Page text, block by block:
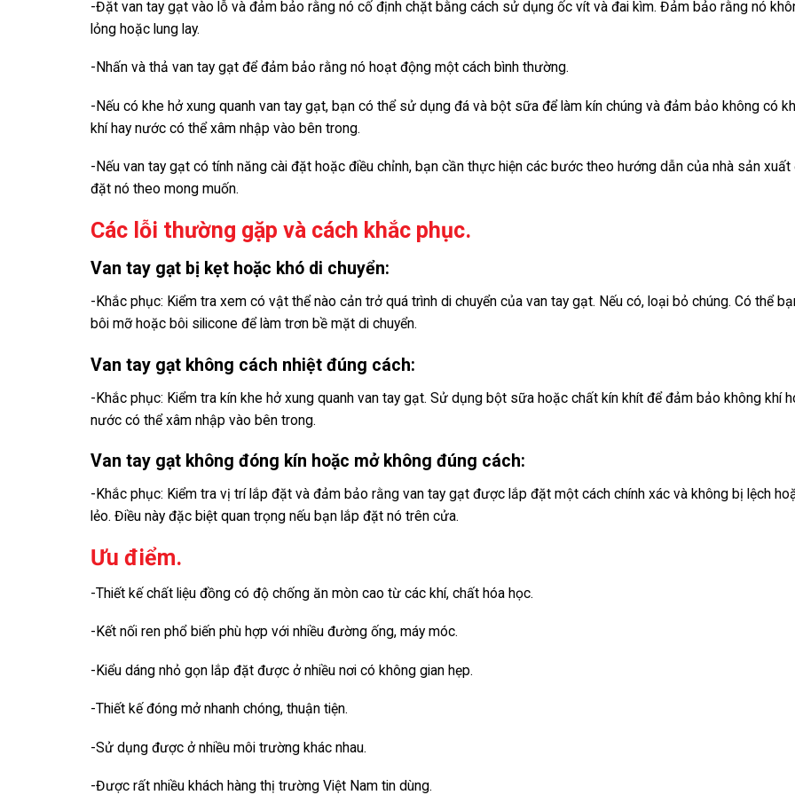
-Đặt van tay gạt vào lỗ và đảm bảo rằng nó cố định chặt bằng cách sử dụng ốc vít và đai kìm. Đảm bảo rằng nó
lỏng hoặc lung lay.
-Nhấn và thả van tay gạt để đảm bảo rằng nó hoạt động một cách bình thường.
-Nếu có khe hở xung quanh van tay gạt, bạn có thể sử dụng đá và bột sữa để làm kín chúng và đảm bảo không có
khí hay nước có thể xâm nhập vào bên trong.
-Nếu van tay gạt có tính năng cài đặt hoặc điều chỉnh, bạn cần thực hiện các bước theo hướng dẫn của nhà sản xuất
đặt nó theo mong muốn.
Các lỗi thường gặp và cách khắc phục.
Van tay gạt bị kẹt hoặc khó di chuyển:
-Khắc phục: Kiểm tra xem có vật thể nào cản trở quá trình di chuyển của van tay gạt. Nếu có, loại bỏ chúng. Có thể
bôi mỡ hoặc bôi silicone để làm trơn bề mặt di chuyển.
Van tay gạt không cách nhiệt đúng cách:
-Khắc phục: Kiểm tra kín khe hở xung quanh van tay gạt. Sử dụng bột sữa hoặc chất kín khít để đảm bảo không khí
nước có thể xâm nhập vào bên trong.
Van tay gạt không đóng kín hoặc mở không đúng cách:
-Khắc phục: Kiểm tra vị trí lắp đặt và đảm bảo rằng van tay gạt được lắp đặt một cách chính xác và không bị lệch
lẻo. Điều này đặc biệt quan trọng nếu bạn lắp đặt nó trên cửa.
Ưu điểm.
-Thiết kế chất liệu đồng có độ chống ăn mòn cao từ các khí, chất hóa học.
-Kết nối ren phổ biến phù hợp với nhiều đường ống, máy móc.
-Kiểu dáng nhỏ gọn lắp đặt được ở nhiều nơi có không gian hẹp.
-Thiết kế đóng mở nhanh chóng, thuận tiện.
-Sử dụng được ở nhiều môi trường khác nhau.
-Được rất nhiều khách hàng thị trường Việt Nam tin dùng.